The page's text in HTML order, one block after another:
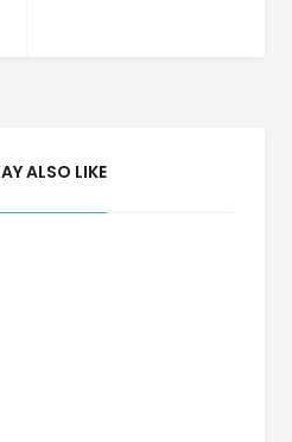
ALSO LIKE